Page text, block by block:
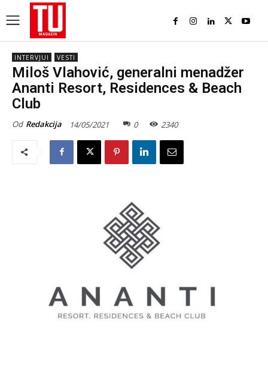
INTERVJUI VESTI
Miloš Vlahović, generalni menadžer
Ananti Resort, Residences & Beach
Club
Od Redakcija 14/05/2021 0 2340